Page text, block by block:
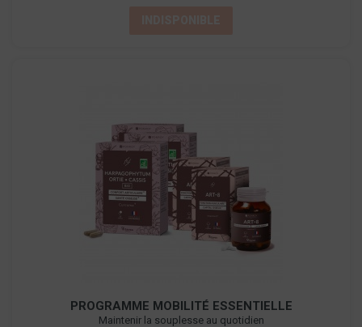
PROGRAMME MOBILITÉ ESSENTIELLE
Maintenir la souplesse au quotidien